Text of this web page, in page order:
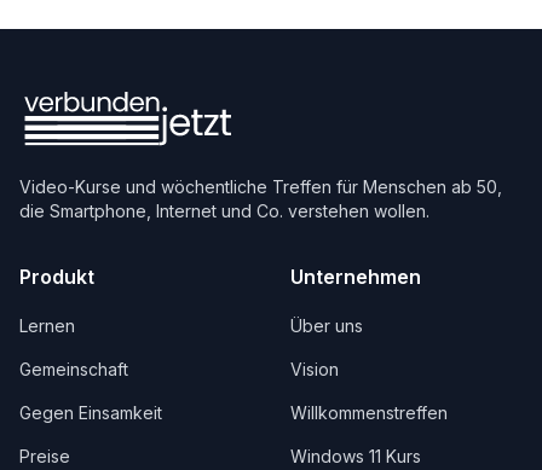
Video-Kurse und wöchentliche Treffen für Menschen ab 50,
die Smartphone, Internet und Co. verstehen wollen.
Produkt
Lernen
Gemeinschaft
Gegen Einsamkeit
Preise
Unternehmen
Über uns
Vision
Willkommenstreffen
Windows 11 Kurs